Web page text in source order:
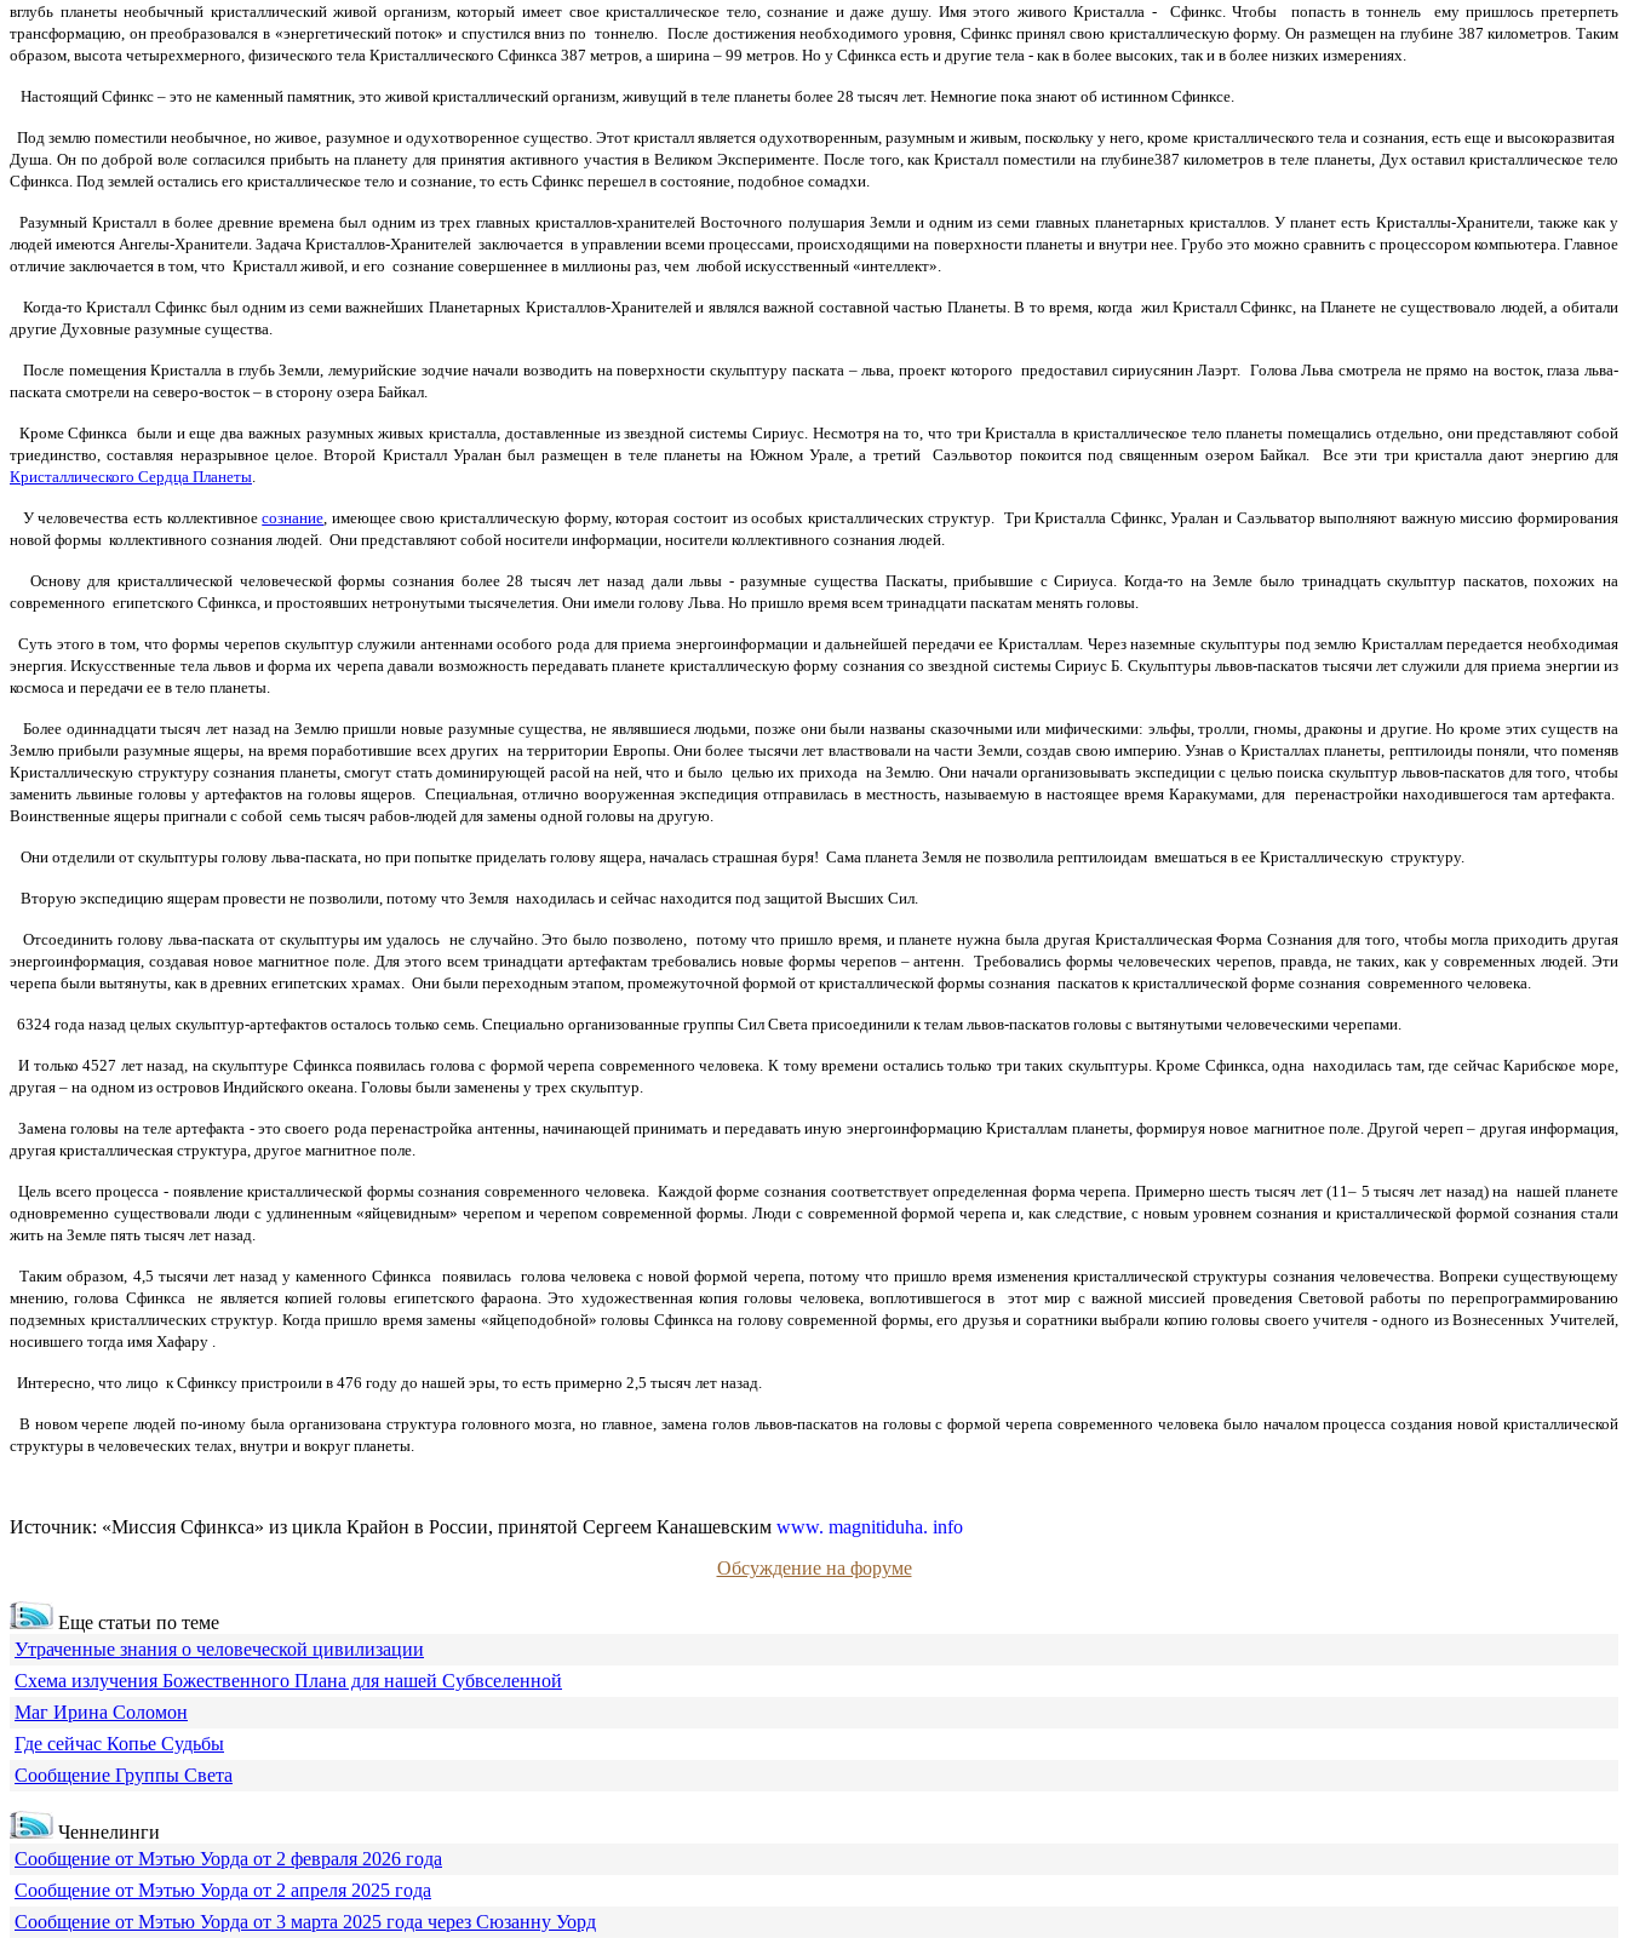
вглубь планеты необычный кристаллический живой организм, который имеет свое кристаллическое тело, сознание и даже душу. Имя этого живого Кристалла - Сфинкс. Чтобы попасть в тоннель ему пришлось претерпеть
трансформацию, он преобразовался в «энергетический поток» и спустился вниз по тоннелю. После достижения необходимого уровня, Сфинкс принял свою кристаллическую форму. Он размещен на глубине 387 километров. Таким
образом, высота четырехмерного, физического тела Кристаллического Сфинкса 387 метров, а ширина – 99 метров. Но у Сфинкса есть и другие тела - как в более высоких, так и в более низких измерениях.
Настоящий Сфинкс – это не каменный памятник, это живой кристаллический организм, живущий в теле планеты более 28 тысяч лет. Немногие пока знают об истинном Сфинксе.
Под землю поместили необычное, но живое, разумное и одухотворенное существо. Этот кристалл является одухотворенным, разумным и живым, поскольку у него, кроме кристаллического тела и сознания, есть еще и высокоразвитая
Душа. Он по доброй воле согласился прибыть на планету для принятия активного участия в Великом Эксперименте. После того, как Кристалл поместили на глубине387 километров в теле планеты, Дух оставил кристаллическое тело
Сфинкса. Под землей остались его кристаллическое тело и сознание, то есть Сфинкс перешел в состояние, подобное сомадхи.
Разумный Кристалл в более древние времена был одним из трех главных кристаллов-хранителей Восточного полушария Земли и одним из семи главных планетарных кристаллов. У планет есть Кристаллы-Хранители, также как у
людей имеются Ангелы-Хранители. Задача Кристаллов-Хранителей заключается в управлении всеми процессами, происходящими на поверхности планеты и внутри нее. Грубо это можно сравнить с процессором компьютера. Главное
отличие заключается в том, что Кристалл живой, и его сознание совершеннее в миллионы раз, чем любой искусственный «интеллект».
Когда-то Кристалл Сфинкс был одним из семи важнейших Планетарных Кристаллов-Хранителей и являлся важной составной частью Планеты. В то время, когда жил Кристалл Сфинкс, на Планете не существовало людей, а обитали
другие Духовные разумные существа.
После помещения Кристалла в глубь Земли, лемурийские зодчие начали возводить на поверхности скульптуру паската – льва, проект которого предоставил сириусянин Лаэрт. Голова Льва смотрела не прямо на восток, глаза льва-
паската смотрели на северо-восток – в сторону озера Байкал.
Кроме Сфинкса были и еще два важных разумных живых кристалла, доставленные из звездной системы Сириус. Несмотря на то, что три Кристалла в кристаллическое тело планеты помещались отдельно, они представляют собой
триединство, составляя неразрывное целое. Второй Кристалл Уралан был размещен в теле планеты на Южном Урале, а третий Саэльвотор покоится под священным озером Байкал. Все эти три кристалла дают энергию для
Кристаллического Сердца Планеты
У человечества есть коллективноесознание , имеющее свою кристаллическую форму, которая состоит из особых кристаллических структур. Три Кристалла Сфинкс, Уралан и Саэльватор выполняют важную миссию формирования
новой формы коллективного сознания людей. Они представляют собой носители информации, носители коллективного сознания людей.
Основу для кристаллической человеческой формы сознания более 28 тысяч лет назад дали львы - разумные существа Паскаты, прибывшие с Сириуса. Когда-то на Земле было тринадцать скульптур паскатов, похожих на
современного египетского Сфинкса, и простоявших нетронутыми тысячелетия. Они имели голову Льва. Но пришло время всем тринадцати паскатам менять головы.
Суть этого в том, что формы черепов скульптур служили антеннами особого рода для приема энергоинформации и дальнейшей передачи ее Кристаллам. Через наземные скульптуры под землю Кристаллам передается необходимая
энергия. Искусственные тела львов и форма их черепа давали возможность передавать планете кристаллическую форму сознания со звездной системы Сириус Б. Скульптуры львов-паскатов тысячи лет служили для приема энергии из
космоса и передачи ее в тело планеты.
Более одиннадцати тысяч лет назад на Землю пришли новые разумные существа, не являвшиеся людьми, позже они были названы сказочными или мифическими: эльфы, тролли, гномы, драконы и другие. Но кроме этих существ на
Землю прибыли разумные ящеры, на время поработившие всех других на территории Европы. Они более тысячи лет властвовали на части Земли, создав свою империю. Узнав о Кристаллах планеты, рептилоиды поняли, что поменяв
Кристаллическую структуру сознания планеты, смогут стать доминирующей расой на ней, что и было целью их прихода на Землю. Они начали организовывать экспедиции с целью поиска скульптур львов-паскатов для того, чтобы
заменить львиные головы у артефактов на головы ящеров. Специальная, отлично вооруженная экспедиция отправилась в местность, называемую в настоящее время Каракумами, для перенастройки находившегося там артефакта.
Воинственные ящеры пригнали с собой семь тысяч рабов-людей для замены одной головы на другую.
Они отделили от скульптуры голову льва-паската, но при попытке приделать голову ящера, началась страшная буря! Сама планета Земля не позволила рептилоидам вмешаться в ее Кристаллическую структуру.
Вторую экспедицию ящерам провести не позволили, потому что Земля находилась и сейчас находится под защитой Высших Сил.
Отсоединить голову льва-паската от скульптуры им удалось не случайно. Это было позволено, потому что пришло время, и планете нужна была другая Кристаллическая Форма Сознания для того, чтобы могла приходить другая
энергоинформация, создавая новое магнитное поле. Для этого всем тринадцати артефактам требовались новые формы черепов – антенн. Требовались формы человеческих черепов, правда, не таких, как у современных людей. Эти
черепа были вытянуты, как в древних египетских храмах. Они были переходным этапом, промежуточной формой от кристаллической формы сознания паскатов к кристаллической форме сознания современного человека.
6324 года назад целых скульптур-артефактов осталось только семь. Специально организованные группы Сил Света присоединили к телам львов-паскатов головы с вытянутыми человеческими черепами.
И только 4527 лет назад, на скульптуре Сфинкса появилась голова с формой черепа современного человека. К тому времени остались только три таких скульптуры. Кроме Сфинкса, одна находилась там, где сейчас Карибское море,
другая – на одном из островов Индийского океана. Головы были заменены у трех скульптур.
Замена головы на теле артефакта - это своего рода перенастройка антенны, начинающей принимать и передавать иную энергоинформацию Кристаллам планеты, формируя новое магнитное поле. Другой череп – другая информация,
другая кристаллическая структура, другое магнитное поле.
Цель всего процесса - появление кристаллической формы сознания современного человека. Каждой форме сознания соответствует определенная форма черепа. Примерно шесть тысяч лет (11– 5 тысяч лет назад) на нашей планете
одновременно существовали люди с удлиненным «яйцевидным» черепом и черепом современной формы. Люди с современной формой черепа и, как следствие, с новым уровнем сознания и кристаллической формой сознания стали
жить на Земле пять тысяч лет назад.
Таким образом, 4,5 тысячи лет назад у каменного Сфинкса появилась голова человека с новой формой черепа, потому что пришло время изменения кристаллической структуры сознания человечества. Вопреки существующему
мнению, голова Сфинкса не является копией головы египетского фараона. Это художественная копия головы человека, воплотившегося в этот мир с важной миссией проведения Световой работы по перепрограммированию
подземных кристаллических структур. Когда пришло время замены «яйцеподобной» головы Сфинкса на голову современной формы, его друзья и соратники выбрали копию головы своего учителя - одного из Вознесенных Учителей,
носившего тогда имя Хафару .
Интересно, что лицо к Сфинксу пристроили в 476 году до нашей эры, то есть примерно 2,5 тысяч лет назад.
В новом черепе людей по-иному была организована структура головного мозга, но главное, замена голов львов-паскатов на головы с формой черепа современного человека было началом процесса создания новой кристаллической
структуры в человеческих телах, внутри и вокруг планеты.
Источник: «Миссия Сфинкса» из цикла Крайон в России, принятой Сергеем Канашевским www. magnitiduha. info
Обсуждение на форуме
Еще статьи по теме
Утраченные знания о человеческой цивилизации
Схема излучения Божественного Плана для нашей Субвселенной
Маг Ирина Соломон
Где сейчас Копье Судьбы
Сообщение Группы Света
Ченнелинги
Сообщение от Мэтью Уорда от 2 февраля 2026 года
Сообщение от Мэтью Уорда от 2 апреля 2025 года
Сообщение от Мэтью Уорда от 3 марта 2025 года через Сюзанну Уорд